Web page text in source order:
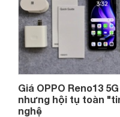
Giá OPPO Reno13
nhưng hội tụ toàn
nghệ